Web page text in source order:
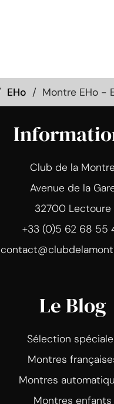
EHo Montre EHo -
Club de la Montre
Avenue de la
32700 Lectoure
+33 (0)5 62 68 55
Le Blog
Sélection
Montres
Montres
Montres enfants